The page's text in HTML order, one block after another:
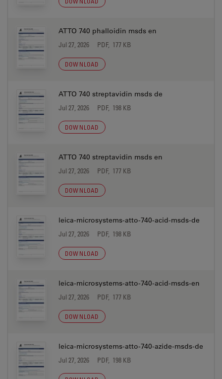
ATTO 740 phalloidin msds en
Jul 27, 2026 PDF, 177 KB
DOWNLOAD
ATTO 740 streptavidin msds de
Jul 27, 2026 PDF, 198 KB
DOWNLOAD
ATTO 740 streptavidin msds en
Jul 27, 2026 PDF, 177 KB
DOWNLOAD
leica-microsystems-atto-740-acid-msds-de
Jul 27, 2026 PDF, 198 KB
DOWNLOAD
leica-microsystems-atto-740-acid-msds-en
Jul 27, 2026 PDF, 177 KB
DOWNLOAD
leica-microsystems-atto-740-azide-msds-de
Jul 27, 2026 PDF, 198 KB